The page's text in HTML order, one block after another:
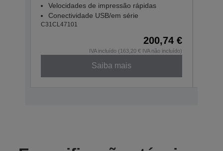
Velocidades de impressão rápidas
Conectividade USB/em série
C31CL47101
200,74 €
IVA incluído (163,20 € IVA não incluído)
Saiba mais